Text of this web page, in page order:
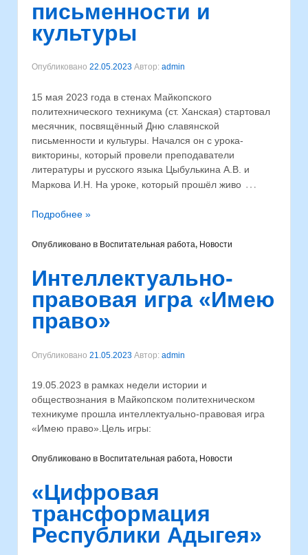
письменности и
культуры
Опубликовано 22.05.2023 Автор: admin
15 мая 2023 года в стенах Майкопского
политехнического техникума (ст. Ханская) стартовал
месячник, посвящённый Дню славянской
письменности и культуры. Начался он с урока-
викторины, который провели преподаватели
литературы и русского языка Цыбулькина А.В. и
Маркова И.Н. На уроке, который прошёл живо …
Подробнее »
Опубликовано в Воспитательная работа, Новости
Интеллектуально-
правовая игра «Имею
право»
Опубликовано 21.05.2023 Автор: admin
19.05.2023 в рамках недели истории и
обществознания в Майкопском политехническом
техникуме прошла интеллектуально-правовая игра
«Имею право».Цель игры:
Опубликовано в Воспитательная работа, Новости
«Цифровая
трансформация
Республики Адыгея»